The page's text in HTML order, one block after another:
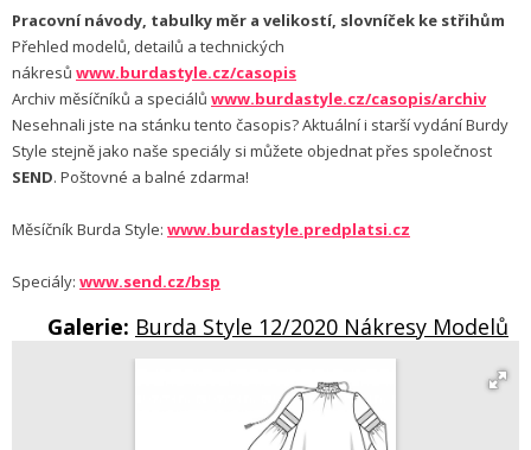
Pracovní návody, tabulky měr a velikostí, slovníček ke střihům
Přehled modelů, detailů a technických
nákresů www.burdastyle.cz/casopis
Archiv měsíčníků a speciálů www.burdastyle.cz/casopis/archiv
Nesehnali jste na stánku tento časopis? Aktuální i starší vydání Burdy
Style stejně jako naše speciály si můžete objednat přes společnost
SEND. Poštovné a balné zdarma!
Měsíčník Burda Style: www.burdastyle.predplatsi.cz
Speciály: www.send.cz/bsp
Galerie: Burda Style 12/2020 Nákresy Modelů